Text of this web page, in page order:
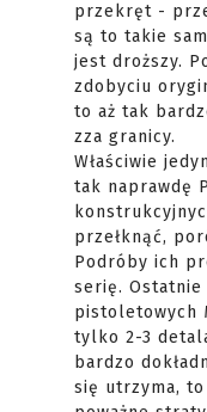
przekręt -
są to takie
jest droższy.
zdobyciu
to aż tak
zza granicy.
Właściwie
tak naprawdę
przełknąć,
Podróby ich
serię.
pistoletowych
tylko 2-3
bardzo
się utrzyma, to